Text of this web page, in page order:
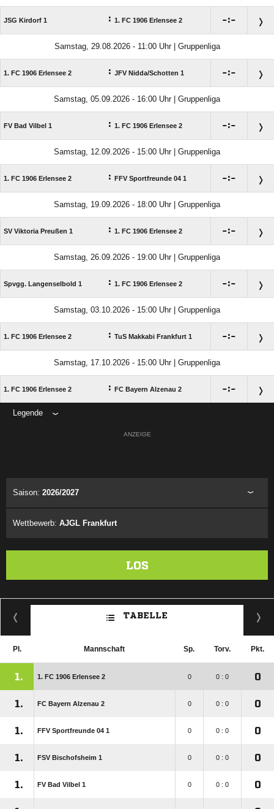
JSG Kirdorf 1 : 1. FC 1906 Erlensee 2 :
Samstag, 29.08.2026 - 11:00 Uhr | Gruppenliga
1. FC 1906 Erlensee 2 : JFV Nidda/​Schotten 1 :
Samstag, 05.09.2026 - 16:00 Uhr | Gruppenliga
FV Bad Vilbel 1 : 1. FC 1906 Erlensee 2 :
Samstag, 12.09.2026 - 15:00 Uhr | Gruppenliga
1. FC 1906 Erlensee 2 : FFV Sportfreunde 04 1 :
Samstag, 19.09.2026 - 18:00 Uhr | Gruppenliga
SV Viktoria Preußen 1 : 1. FC 1906 Erlensee 2 :
Samstag, 26.09.2026 - 19:00 Uhr | Gruppenliga
Spvgg. Langenselbold 1 : 1. FC 1906 Erlensee 2 :
Samstag, 03.10.2026 - 15:00 Uhr | Gruppenliga
1. FC 1906 Erlensee 2 : TuS Makkabi Frankfurt 1 :
Samstag, 17.10.2026 - 15:00 Uhr | Gruppenliga
1. FC 1906 Erlensee 2 : FC Bayern Alzenau 2 :
Legende
ANZEIGE
Saison: 2026/2027
Wettbewerb: AJGL Frankfurt
LOS
TABELLE
Pl. Mannschaft Sp. Torv. Pkt.
1. 1. FC 1906 Erlensee 2 0 0 : 0 0
1. FC Bayern Alzenau 2 0 0 : 0 0
1. FFV Sportfreunde 04 1 0 0 : 0 0
1. FSV Bischofsheim 1 0 0 : 0 0
1. FV Bad Vilbel 1 0 0 : 0 0